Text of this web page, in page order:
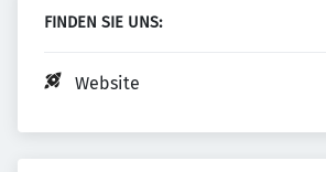
FINDEN SIE UNS:
Website